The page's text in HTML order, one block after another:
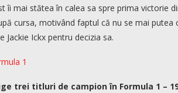
îi mai stătea în calea sa spre prima victorie
cursa, motivând faptul că nu se mai putea
Ickx pentru decizia sa.
1
trei titluri de campion în Formula 1 –